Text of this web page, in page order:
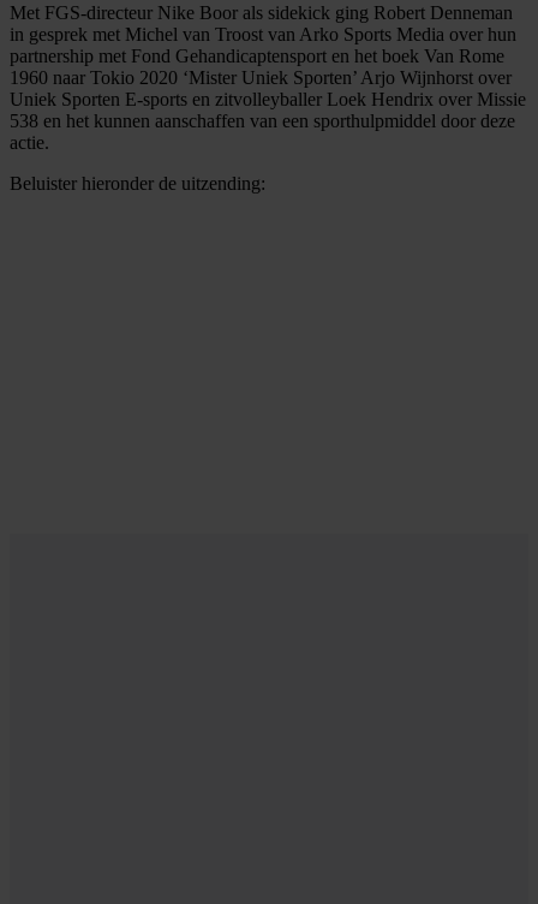
Met FGS-directeur Nike Boor als sidekick ging Robert Denneman
in gesprek met Michel van Troost van Arko Sports Media over hun
partnership met Fond Gehandicaptensport en het boek Van Rome
1960 naar Tokio 2020 ‘Mister Uniek Sporten’ Arjo Wijnhorst over
Uniek Sporten E-sports en zitvolleyballer Loek Hendrix over Missie
538 en het kunnen aanschaffen van een sporthulpmiddel door deze
actie.
Beluister hieronder de uitzending: